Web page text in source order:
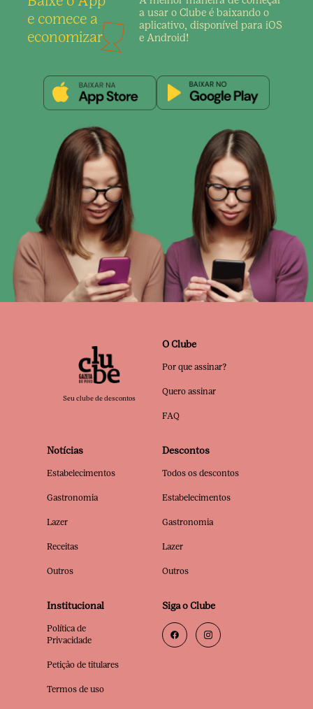
e comece a
economizar
a usar o Clube é baixando o
aplicativo, disponível para iOS
e Android!
Seu clube de descontos
O Clube
Por que assinar?
Quero assinar
FAQ
Notícias
Estabelecimentos
Gastronomia
Lazer
Receitas
Outros
Descontos
Todos os descontos
Estabelecimentos
Gastronomia
Lazer
Outros
Institucional
Política de
Privacidade
Petição de titulares
Termos de uso
Siga o Clube